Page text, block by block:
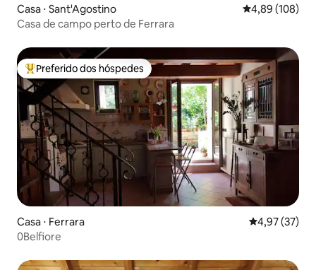
Casa ⋅ Sant'Agostino 4,89 de uma
4,89 (108)
Casa de campo perto de Ferrara
Entre os melhores preferidos dos hóspedes
Preferido dos hóspedes
Casa ⋅ Ferrara 4,97 de uma
4,97 (37)
0Belfiore